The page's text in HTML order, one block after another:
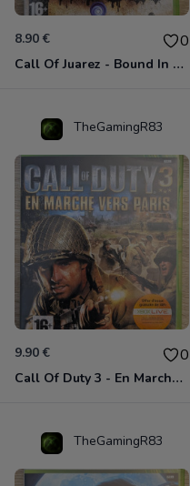
8.90 € 0
Call Of Juarez - Bound In Blood Xbox 360
TheGamingR83
9.90 € 0
Call Of Duty 3 - En Marche Vers Paris Xbox 360
TheGamingR83